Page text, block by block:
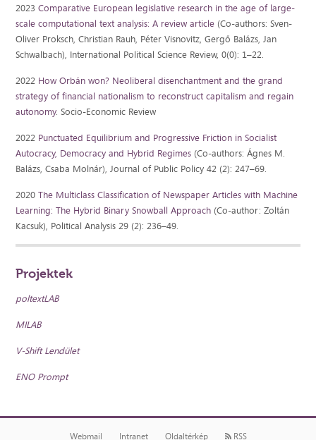
2023Comparative European legislative research in the age of large-
scale computational text analysis: A review article (Co-authors: Sven-
Oliver Proksch, Christian Rauh, Péter Visnovitz, Gergő Balázs, Jan
Schwalbach), International Political Science Review, 0(0): 1–22.
2022 How Orbán won? Neoliberal disenchantment and the grand
strategy of financial nationalism to reconstruct capitalism and regain
autonomy. Socio-Economic Review
2022 Punctuated Equilibrium and Progressive Friction in Socialist
Autocracy, Democracy and Hybrid Regimes (Co-authors: Ágnes M.
Balázs, Csaba Molnár), Journal of Public Policy 42 (2): 247–69.
2020The Multiclass Classification of Newspaper Articles with Machine
Learning: The Hybrid Binary Snowball Approach (Co-author: Zoltán
Kacsuk), Political Analysis 29 (2): 236–49.
Projektek
poltextLAB
MILAB
V-Shift Lendület
ENO Prompt
Webmail Intranet Oldaltérkép RSS